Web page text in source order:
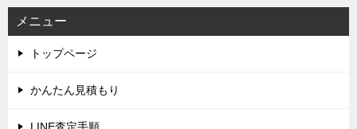
ビ
ゲ
ー
シ
メニュー
トップページ
かんたん見積もり